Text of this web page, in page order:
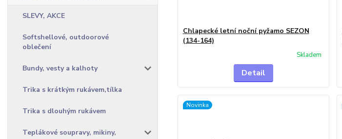
SLEVY, AKCE
Softshellové, outdoorové
oblečení
Bundy, vesty a kalhoty
Trika s krátkým rukávem,tílka
Trika s dlouhým rukávem
Teplákové soupravy, mikiny,
Chlapecké letní noční pyžamo SEZON
(134-164)
Skladem
Detail
Novinka